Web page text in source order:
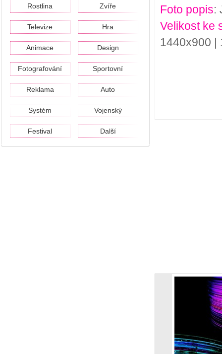
Rostlina Zvíře
Televize Hra
Animace Design
Fotografování Sportovní
Reklama Auto
Systém Vojenský
Festival Další
Foto popis:
Velikost ke
1440x900 |